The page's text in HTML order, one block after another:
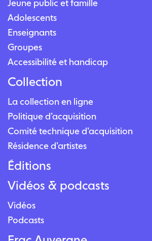
Jeune public et famille
Adolescents
Enseignants
Groupes
Accessibilité et handicap
Collection
La collection en ligne
Politique d’acquisition
Comité technique d’acquisition
Résidence d’artistes
Éditions
Vidéos & podcasts
Vidéos
Podcasts